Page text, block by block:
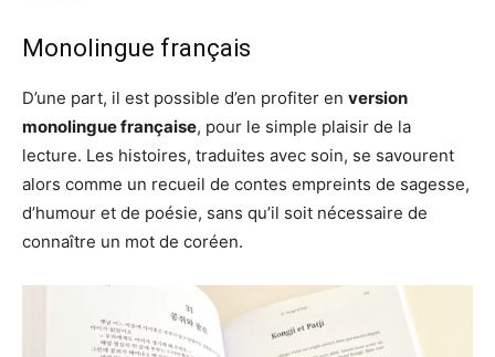
Monolingue français
D’une part, il est possible d’en profiter en version
monolingue française, pour le simple plaisir de la
lecture. Les histoires, traduites avec soin, se savourent
alors comme un recueil de contes empreints de sagesse,
d’humour et de poésie, sans qu’il soit nécessaire de
connaître un mot de coréen.